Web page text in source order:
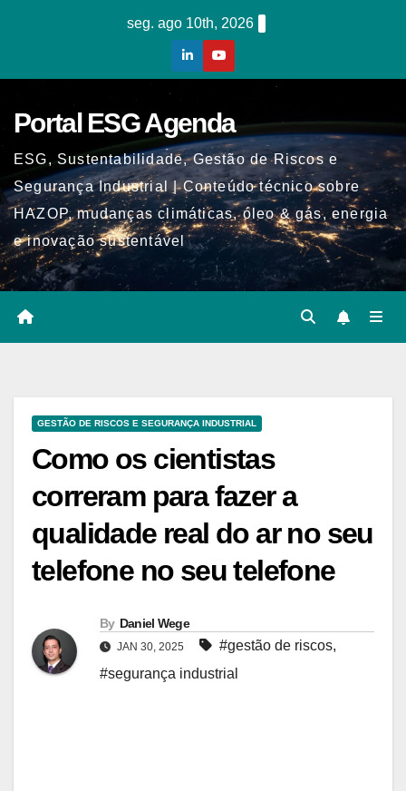
seg. ago 10th, 2026
Portal ESG Agenda
ESG, Sustentabilidade, Gestão de Riscos e
Segurança Industrial | Conteúdo técnico sobre
HAZOP, mudanças climáticas, óleo & gás, energia
e inovação sustentável
GESTÃO DE RISCOS E SEGURANÇA INDUSTRIAL
Como os cientistas
correram para fazer a
qualidade real do ar no seu
telefone no seu telefone
By Daniel Wege
JAN 30, 2025 #gestão de riscos,
#segurança industrial